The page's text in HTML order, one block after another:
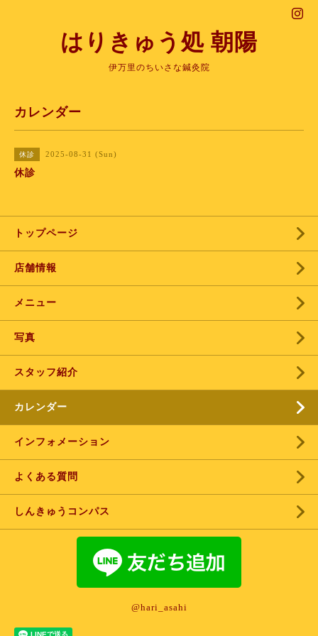
はりきゅう処 朝陽
伊万里のちいさな鍼灸院
カレンダー
休診 2025-08-31 (Sun)
休診
トップページ
店舗情報
メニュー
写真
スタッフ紹介
カレンダー
インフォメーション
よくある質問
しんきゅうコンパス
@hari_asahi